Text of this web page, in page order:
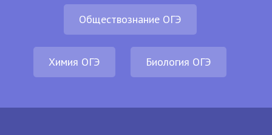
Обществознание ОГЭ
Химия ОГЭ Биология ОГЭ